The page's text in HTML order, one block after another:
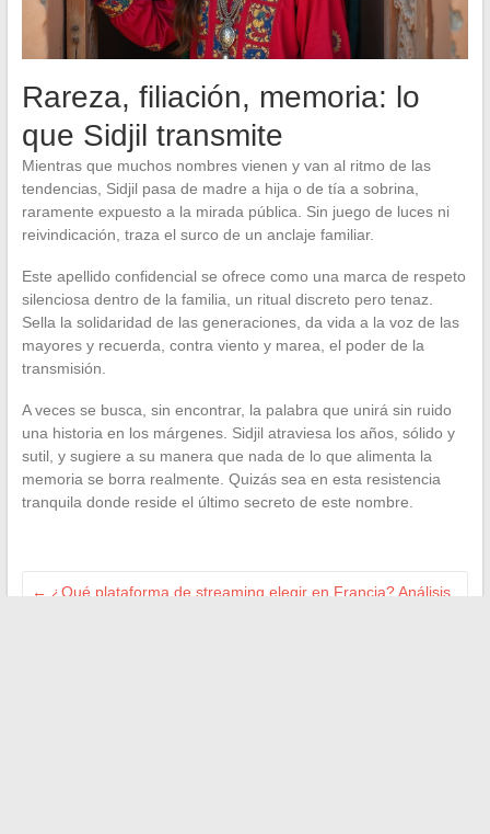
Rareza, filiación, memoria: lo
que Sidjil transmite
Mientras que muchos nombres vienen y van al ritmo de las
tendencias, Sidjil pasa de madre a hija o de tía a sobrina,
raramente expuesto a la mirada pública. Sin juego de luces ni
reivindicación, traza el surco de un anclaje familiar.
Este apellido confidencial se ofrece como una marca de respeto
silenciosa dentro de la familia, un ritual discreto pero tenaz.
Sella la solidaridad de las generaciones, da vida a la voz de las
mayores y recuerda, contra viento y marea, el poder de la
transmisión.
A veces se busca, sin encontrar, la palabra que unirá sin ruido
una historia en los márgenes. Sidjil atraviesa los años, sólido y
sutil, y sugiere a su manera que nada de lo que alimenta la
memoria se borra realmente. Quizás sea en esta resistencia
tranquila donde reside el último secreto de este nombre.
← ¿Qué plataforma de streaming elegir en Francia? Análisis